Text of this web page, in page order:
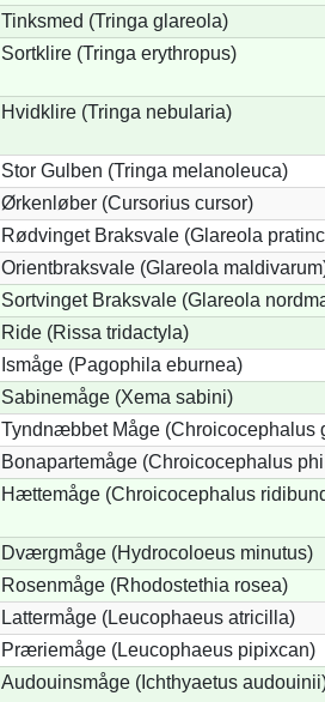
Tinksmed (Tringa glareola)
Sortklire (Tringa erythropus)
Hvidklire (Tringa nebularia)
Stor Gulben (Tringa melanoleuca)
Ørkenløber (Cursorius cursor)
Rødvinget Braksvale (Glareola
Orientbraksvale (Glareola
Sortvinget Braksvale (Glareola
Ride (Rissa tridactyla)
Ismåge (Pagophila eburnea)
Sabinemåge (Xema sabini)
Tyndnæbbet Måge (Chroicocephalus
Bonapartemåge (Chroicocephalus
Hættemåge (Chroicocephalus
Dværgmåge (Hydrocoloeus minutus)
Rosenmåge (Rhodostethia rosea)
Lattermåge (Leucophaeus atricilla)
Præriemåge (Leucophaeus pipixcan)
Audouinsmåge (Ichthyaetus